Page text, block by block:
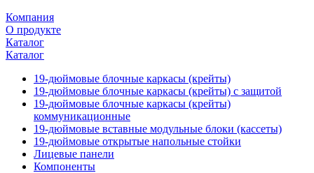
Компания
О продукте
Каталог
Каталог
19-дюймовые блочные каркасы (крейты)
19-дюймовые блочные каркасы (крейты) с защитой
19-дюймовые блочные каркасы (крейты)
коммуникационные
19-дюймовые вставные модульные блоки (кассеты)
19-дюймовые открытые напольные стойки
Лицевые панели
Компоненты